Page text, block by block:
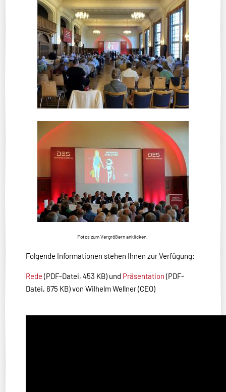
Fotos zum Vergrößern anklicken.
Folgende Informationen stehen Ihnen zur Verfügung:
Rede (PDF-Datei, 453 KB) und Präsentation (PDF-
Datei, 875 KB) von Wilhelm Wellner (CEO)